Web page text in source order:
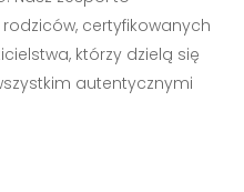
certyfikowanych
którzy dzielą się
autentycznymi